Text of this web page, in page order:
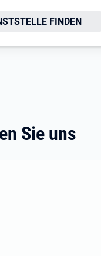
in neuem Tab
FINDEN
Sie uns